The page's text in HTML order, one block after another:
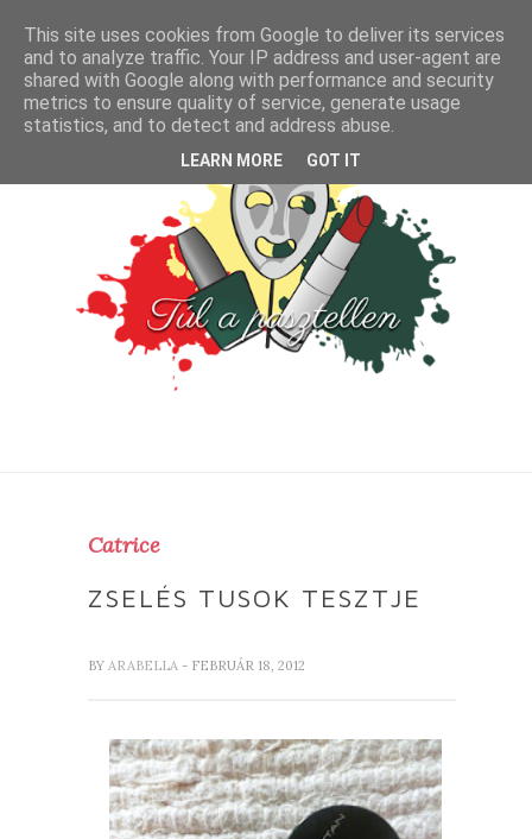
Catrice
ZSELÉS TUSOK TESZTJE
BY ARABELLA - FEBRUÁR 18, 2012
This site uses cookies from Google to deliver its services
and to analyze traffic. Your IP address and user-agent are
shared with Google along with performance and security
metrics to ensure quality of service, generate usage
statistics, and to detect and address abuse.
LEARN MORE GOT IT